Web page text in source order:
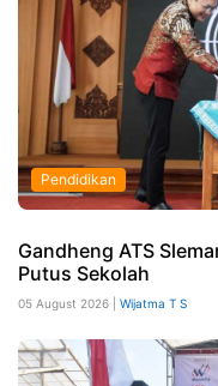
Pendidikan
Gandheng ATS
Putus Sekolah
05 August 2026 | Wijatma T S